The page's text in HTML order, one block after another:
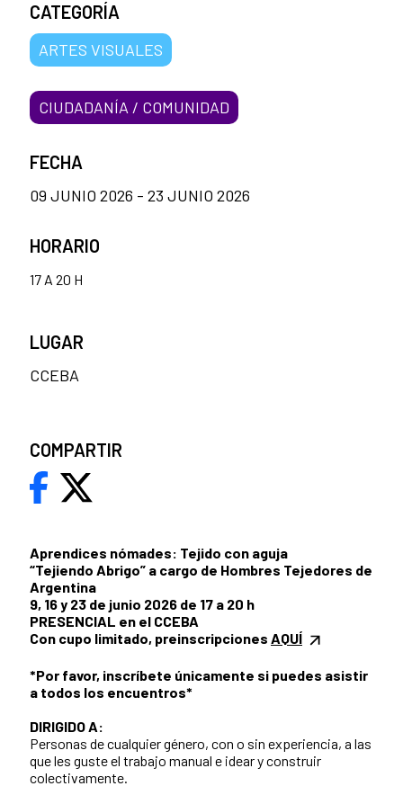
Aprendices nómades: Tejido con aguja
“Tejiendo Abrigo” a cargo de Hombres Tejedores de
Argentina
9, 16 y 23 de junio 2026 de 17 a 20 h
PRESENCIAL en el CCEBA
Con cupo limitado, preinscripciones AQUÍ
*Por favor, inscríbete únicamente si puedes asistir
a todos los encuentros*
DIRIGIDO A:
Personas de cualquier género, con o sin experiencia, a las
que les guste el trabajo manual e idear y construir
colectivamente.
CATEGORÍA
ARTES VISUALES
CIUDADANÍA / COMUNIDAD
FECHA
09 JUNIO 2026 - 23 JUNIO 2026
HORARIO
17 A 20 H
LUGAR
CCEBA
COMPARTIR